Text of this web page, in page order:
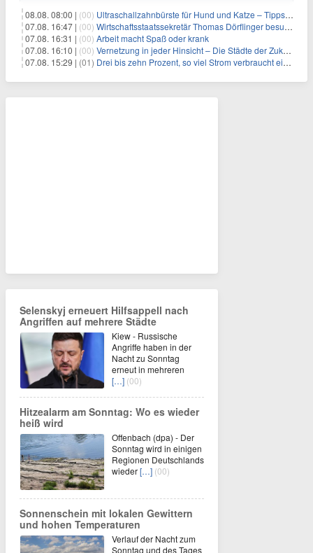
08.08. 08:00 | (00) Ultraschallzahnbürste für Hund und Katze – Tipps zur erfolgreichen Eingewöhnung
07.08. 16:47 | (00) Wirtschaftsstaatssekretär Thomas Dörflinger besucht Handwerksbetrieb im Kammerbezirk Freiburg
07.08. 16:31 | (00) Arbeit macht Spaß oder krank
07.08. 16:10 | (00) Vernetzung in jeder Hinsicht – Die Städte der Zukunft sind grün-blau
07.08. 15:29 | (01) Drei bis zehn Prozent, so viel Strom verbraucht ein Aufzug im Gebäude
Selenskyj erneuert Hilfsappell nach
Angriffen auf mehrere Städte
Kiew - Russische
Angriffe haben in der
Nacht zu Sonntag
erneut in mehreren
[…] (00)
Hitzealarm am Sonntag: Wo es wieder
heiß wird
Offenbach (dpa) - Der
Sonntag wird in einigen
Regionen Deutschlands
wieder[…] (00)
Sonnenschein mit lokalen Gewittern
und hohen Temperaturen
Verlauf der Nacht zum
Sonntag und des Tages